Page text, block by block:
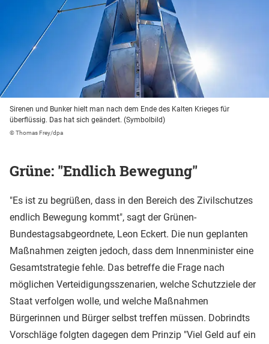
Sirenen und Bunker hielt man nach dem Ende des Kalten Krieges für
überflüssig. Das hat sich geändert. (Symbolbild)
© Thomas Frey/dpa
Grüne: "Endlich Bewegung"
"Es ist zu begrüßen, dass in den Bereich des Zivilschutzes
endlich Bewegung kommt", sagt der Grünen-
Bundestagsabgeordnete, Leon Eckert. Die nun geplanten
Maßnahmen zeigten jedoch, dass dem Innenminister eine
Gesamtstrategie fehle. Das betreffe die Frage nach
möglichen Verteidigungsszenarien, welche Schutzziele der
Staat verfolgen wolle, und welche Maßnahmen
Bürgerinnen und Bürger selbst treffen müssen. Dobrindts
Vorschläge folgten dagegen dem Prinzip "Viel Geld auf ein